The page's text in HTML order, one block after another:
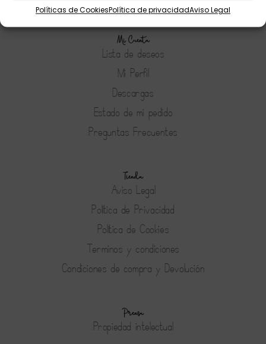
Políticas de CookiesPolítica de privacidadAviso Legal
Mi Cuenta
Lista de deseos
Mi Perfil
Descargas
Estado de mi pedido
Preguntas Frecuentes
Tienda
Aviso Legal
Política de Privacidad
Política de Cookies
Terminos y condiciones
Condiciones de compra y Devolución
Prensa
Propiedad intelectual